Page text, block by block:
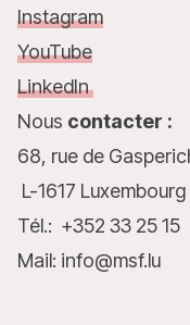
Instagram
YouTube
LinkedIn
Nous contacter :
68, rue de
L-1617 Luxembourg
Tél.: +352 33 25 15
Mail: info@msf.lu